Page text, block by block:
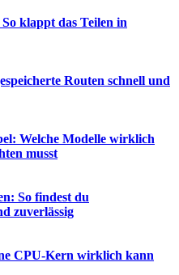
klappt das Teilen in
Routen schnell und
Welche Modelle wirklich
musst
So findest du
zuverlässig
CPU-Kern wirklich kann